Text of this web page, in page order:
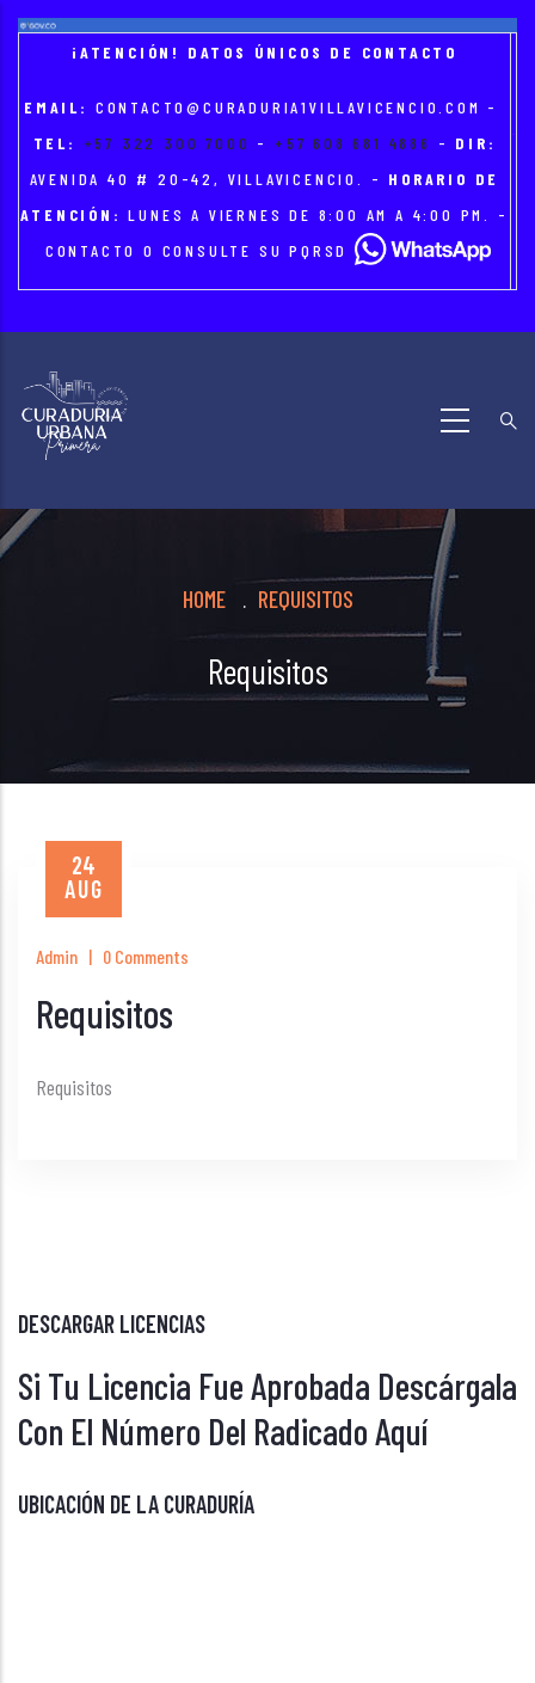
Skip
¡ATENCIÓN! DATOS ÚNICOS DE CONTACTO
EMAIL: CONTACTO@CURADURIA1VILLAVICENCIO.COM -
TEL:
+57 322 300 7000 - +57 608 681 4886 - DIR:
AVENIDA 40 # 20-42, VILLAVICENCIO. - HORARIO DE
ATENCIÓN: LUNES A VIERNES DE 8:00 AM A 4:00 PM. -
CONTACTO O CONSULTE SU PQRSD
Breadcrumb
HOME . REQUISITOS
Requisitos
24
AUG
Admin | 0 Comments
Requisitos
Requisitos
DESCARGAR LICENCIAS
Si Tu Licencia Fue Aprobada Descárgala
Con El Número Del Radicado Aquí
UBICACIÓN DE LA CURADURÍA